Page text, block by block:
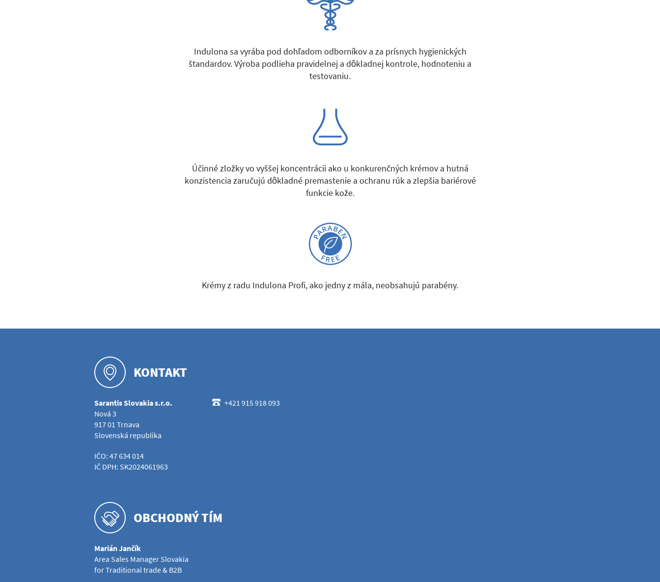
Indulona sa vyrába pod dohľadom odborníkov a za prísnych hygienických
štandardov. Výroba podlieha pravidelnej a dôkladnej kontrole, hodnoteniu a
testovaniu.
Účinné zložky vo vyššej koncentrácii ako u konkurenčných krémov a hutná
konzistencia zaručujú dôkladné premastenie a ochranu rúk a zlepšia bariérové
funkcie kože.
Krémy z radu Indulona Profi, ako jedny z mála, neobsahujú parabény.
KONTAKT
Sarantis Slovakia s.r.o.
Nová 3
917 01 Trnava
Slovenská republika
IČO: 47 634 014
IČ DPH: SK2024061963
+421 915 918 093
OBCHODNÝ TÍM
Marián Jančík
Area Sales Manager Slovakia
for Traditional trade & B2B